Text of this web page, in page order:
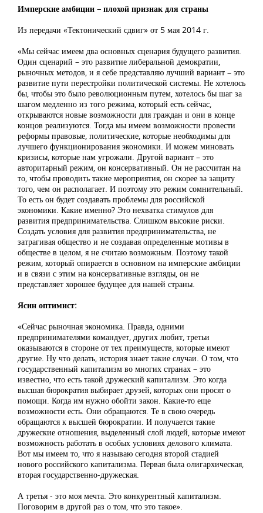
Имперские амбиции – плохой признак для страны
Из передачи «Тектонический сдвиг» от 5 мая 2014 г.
«Мы сейчас имеем два основных сценария будущего развития.
Один сценарий – это развитие либеральной демократии,
рыночных методов, и я себе представляю лучший вариант – это
развитие пути перестройки политической системы. Не хотелось
бы, чтобы это было революционным путем, хотелось бы шаг за
шагом медленно из того режима, который есть сейчас,
открываются новые возможности для граждан и они в конце
концов реализуются. Тогда мы имеем возможности провести
реформы правовые, политические, которые необходимы для
лучшего функционирования экономики. И можем миновать
кризисы, которые нам угрожали. Другой вариант – это
авторитарный режим, он консервативный. Он не рассчитан на
то, чтобы проводить такие мероприятия, он скорее за защиту
того, чем он располагает. И поэтому это режим сомнительный.
То есть он будет создавать проблемы для российской
экономики. Какие именно? Это нехватка стимулов для
развития предпринимательства. Слишком высокие риски.
Создать условия для развития предпринимательства, не
затрагивая общество и не создавая определенные мотивы в
обществе в целом, я не считаю возможным. Поэтому такой
режим, который опирается в основном на имперские амбиции
и в связи с этим на консервативные взгляды, он не
представляет хорошее будущее для нашей страны.
Ясин оптимист:
«Сейчас рыночная экономика. Правда, одними
предпринимателями командует, других любит, третьи
оказываются в стороне от тех преимуществ, которые имеют
другие. Ну что делать, история знает такие случаи. О том, что
государственный капитализм во многих странах – это
известно, что есть такой дружеский капитализм. Это когда
высшая бюрократия выбирает друзей, которых они просят о
помощи. Когда им нужно обойти закон. Какие-то еще
возможности есть. Они обращаются. Те в свою очередь
обращаются к высшей бюрократии. И получается такие
дружеские отношения, выделенный слой людей, которые имеют
возможность работать в особых условиях делового климата.
Вот мы имеем то, что я называю сегодня второй стадией
нового российского капитализма. Первая была олигархическая,
вторая государственно-дружеская.
А третья - это моя мечта. Это конкурентный капитализм.
Поговорим в другой раз о том, что это такое».